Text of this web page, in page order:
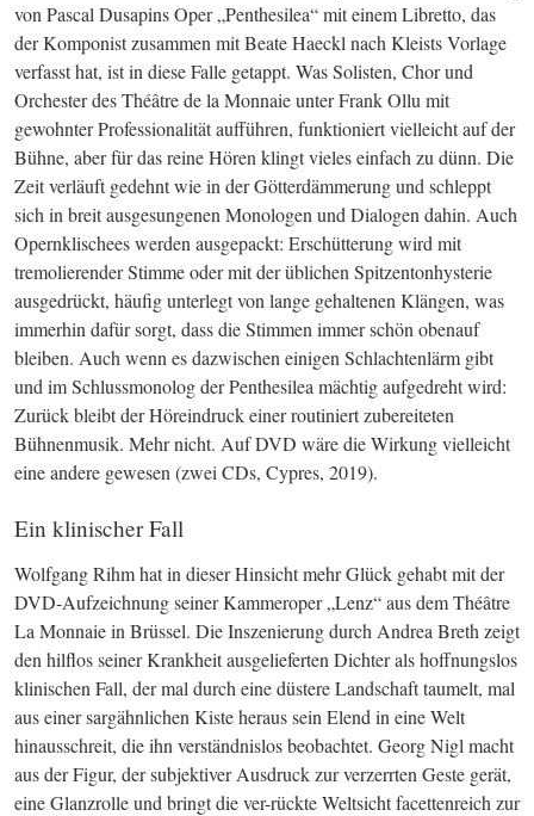
von Pascal Dusapins Oper „Penthesilea“ mit einem Libretto, das
der Komponist zusammen mit Beate Haeckl nach Kleists Vorlage
verfasst hat, ist in diese Falle getappt. Was Solisten, Chor und
Orchester des Théâtre de la Monnaie unter Frank Ollu mit
gewohnter Professionalität aufführen, funktioniert vielleicht auf der
Bühne, aber für das reine Hören klingt vieles einfach zu dünn. Die
Zeit verläuft gedehnt wie in der Götterdämmerung und schleppt
sich in breit ausgesungenen Monologen und Dialogen dahin. Auch
Opernklischees werden ausgepackt: Erschütterung wird mit
tremolierender Stimme oder mit der üblichen Spitzentonhysterie
ausgedrückt, häufig unterlegt von lange gehaltenen Klängen, was
immerhin dafür sorgt, dass die Stimmen immer schön obenauf
bleiben. Auch wenn es dazwischen einigen Schlachtenlärm gibt
und im Schlussmonolog der Penthesilea mächtig aufgedreht wird:
Zurück bleibt der Höreindruck einer routiniert zubereiteten
Bühnenmusik. Mehr nicht. Auf DVD wäre die Wirkung vielleicht
eine andere gewesen (zwei CDs, Cypres, 2019).
Ein klinischer Fall
Wolfgang Rihm hat in dieser Hinsicht mehr Glück gehabt mit der
DVD-Aufzeichnung seiner Kammeroper „Lenz“ aus dem Théâtre
La Monnaie in Brüssel. Die Inszenierung durch Andrea Breth zeigt
den hilflos seiner Krankheit ausgelieferten Dichter als hoffnungslos
klinischen Fall, der mal durch eine düstere Landschaft taumelt, mal
aus einer sargähnlichen Kiste heraus sein Elend in eine Welt
hinausschreit, die ihn verständnislos beobachtet. Georg Nigl macht
aus der Figur, der subjektiver Ausdruck zur verzerrten Geste gerät,
eine Glanzrolle und bringt die ver-rückte Weltsicht facettenreich zur